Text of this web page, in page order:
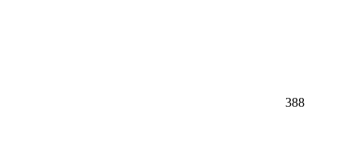
388